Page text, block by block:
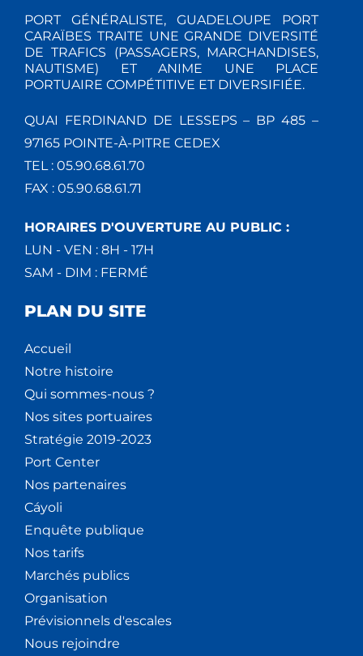
PORT GÉNÉRALISTE, GUADELOUPE PORT
CARAÏBES TRAITE UNE GRANDE DIVERSITÉ
DE TRAFICS (PASSAGERS, MARCHANDISES,
NAUTISME) ET ANIME UNE PLACE
PORTUAIRE COMPÉTITIVE ET DIVERSIFIÉE.
QUAI FERDINAND DE LESSEPS – BP 485 –
97165 POINTE-À-PITRE CEDEX
TEL : 05.90.68.61.70
FAX : 05.90.68.61.71
HORAIRES D'OUVERTURE AU PUBLIC :
LUN - VEN : 8H - 17H
SAM - DIM : FERMÉ
PLAN DU SITE
Accueil
Notre histoire
Qui sommes-nous ?
Nos sites portuaires
Stratégie 2019-2023
Port Center
Nos partenaires
Cáyoli
Enquête publique
Nos tarifs
Marchés publics
Organisation
Prévisionnels d'escales
Nous rejoindre